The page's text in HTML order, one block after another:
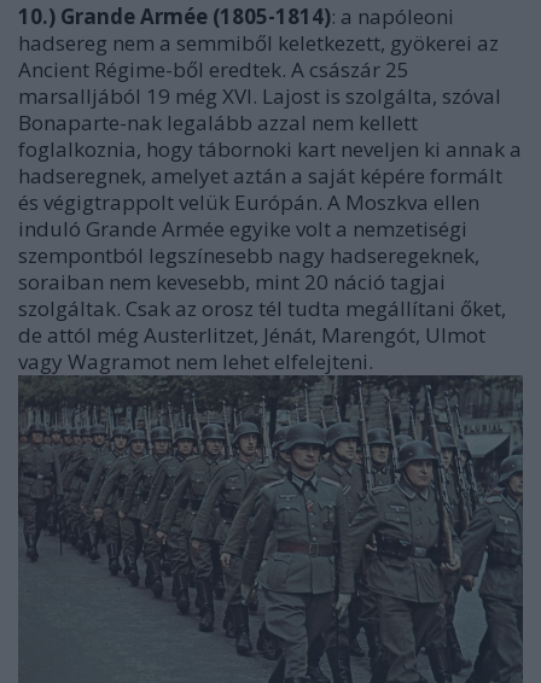
10.) Grande Armée (1805-1814): a napóleoni
hadsereg nem a semmiből keletkezett, gyökerei az
Ancient Régime-ből eredtek. A császár 25
marsalljából 19 még XVI. Lajost is szolgálta, szóval
Bonaparte-nak legalább azzal nem kellett
foglalkoznia, hogy tábornoki kart neveljen ki annak a
hadseregnek, amelyet aztán a saját képére formált
és végigtrappolt velük Európán. A Moszkva ellen
induló Grande Armée egyike volt a nemzetiségi
szempontból legszínesebb nagy hadseregeknek,
soraiban nem kevesebb, mint 20 náció tagjai
szolgáltak. Csak az orosz tél tudta megállítani őket,
de attól még Austerlitzet, Jénát, Marengót, Ulmot
vagy Wagramot nem lehet elfelejteni.